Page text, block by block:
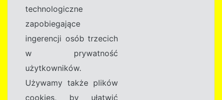
technologiczne
zapobiegające
ingerencji osób trzecich
w prywatność
użytkowników.
Używamy także plików
cookies, by ułatwić